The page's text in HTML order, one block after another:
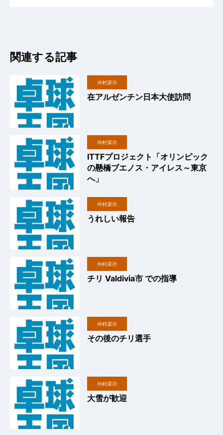
関連する記事
仲村渠功
在アルゼンチン日本大使訪問
仲村渠功
ITTFプロジェクト「オリンピック
の懸橋ブエノス・アイレス～東京
へ」
仲村渠功
うれしい報告
仲村渠功
チリ Valdivia市 での指導
仲村渠功
その後のチリ選手
仲村渠功
大雪が歓迎